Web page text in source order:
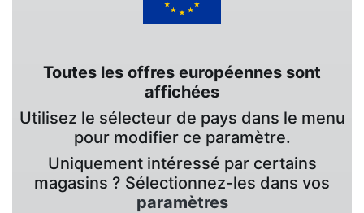
Toutes les offres européennes sont
affichées
Utilisez le sélecteur de pays dans le menu
pour modifier ce paramètre.
Uniquement intéressé par certains
magasins ? Sélectionnez-les dans vos
paramètres